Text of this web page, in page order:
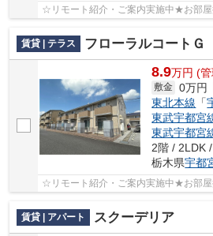
☆リモート紹介・ご案内実施中★お部屋
賃貸 | テラス フローラルコートＧ
8.9万円 (
敷金 0万円
東北本線 「
東武宇都宮
東武宇都宮
2階 / 2LDK
栃木県宇都
☆リモート紹介・ご案内実施中★お部屋
賃貸 | アパート スクーデリア